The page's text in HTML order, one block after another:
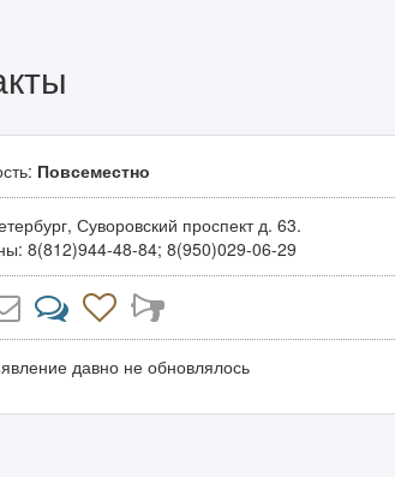
Повсеместно
Суворовский проспект д. 63.
8(812)944-48-84; 8(950)029-06-29
давно не обновлялось